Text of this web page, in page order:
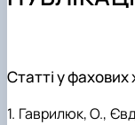
Робочі
Моє життя –
Проєкт
Випускникам
Підготовчі
Статті у
1. Гаврилюк, O.,